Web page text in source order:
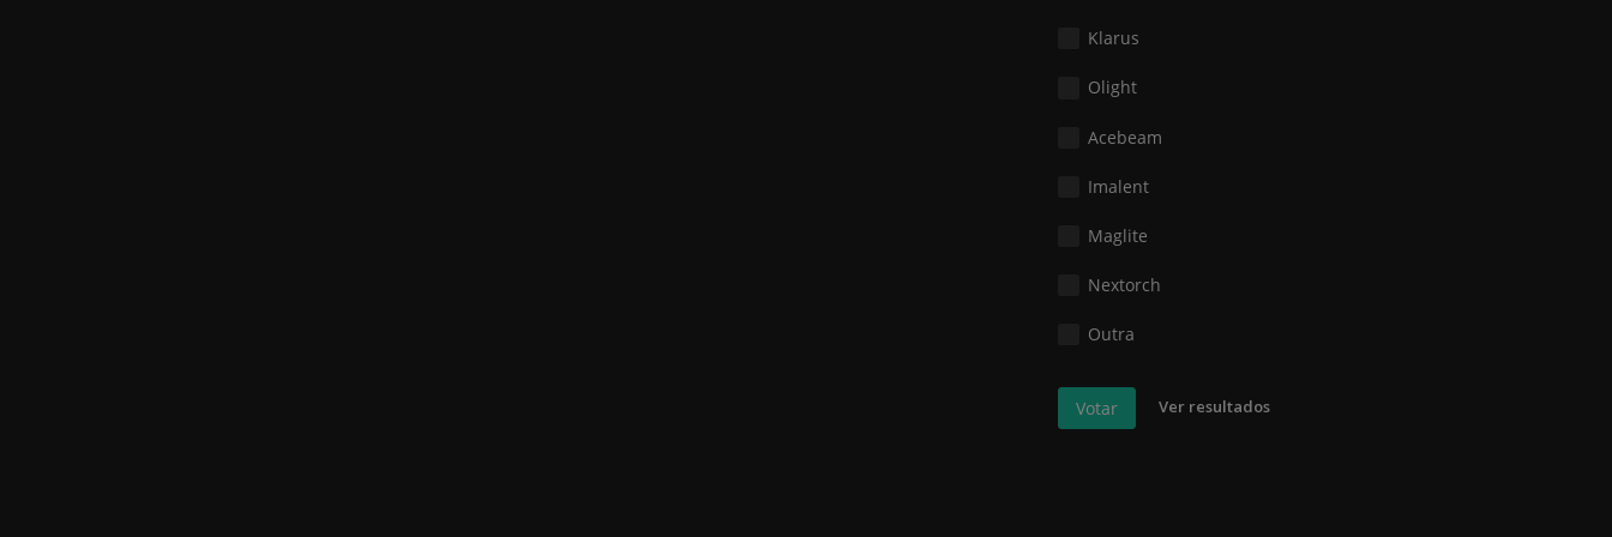
Klarus
Olight
Acebeam
Imalent
Maglite
Nextorch
Outra
Votar Ver resultados